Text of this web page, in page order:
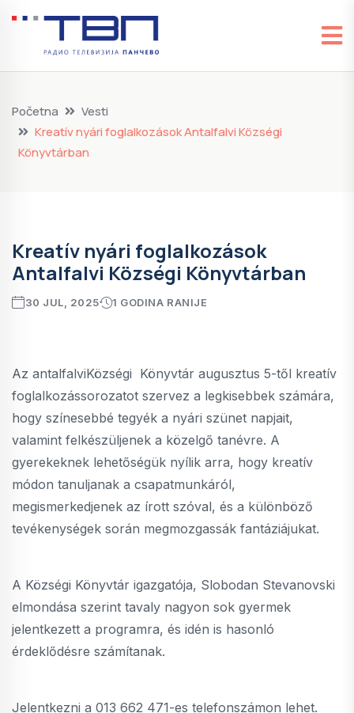
Početna
Vesti
Kreatív nyári foglalkozások Antalfalvi Községi
Könyvtárban
Kreatív nyári foglalkozások
Antalfalvi Községi Könyvtárban
30 JUL, 2025 1 GODINA RANIJE
Az antalfalviKözségi Könyvtár augusztus 5-től kreatív
foglalkozássorozatot szervez a legkisebbek számára,
hogy színesebbé tegyék a nyári szünet napjait,
valamint felkészüljenek a közelgő tanévre. A
gyerekeknek lehetőségük nyílik arra, hogy kreatív
módon tanuljanak a csapatmunkáról,
megismerkedjenek az írott szóval, és a különböző
tevékenységek során megmozgassák fantáziájukat.
A Községi Könyvtár igazgatója, Slobodan Stevanovski
elmondása szerint tavaly nagyon sok gyermek
jelentkezett a programra, és idén is hasonló
érdeklődésre számítanak.
Jelentkezni a 013 662 471-es telefonszámon lehet.